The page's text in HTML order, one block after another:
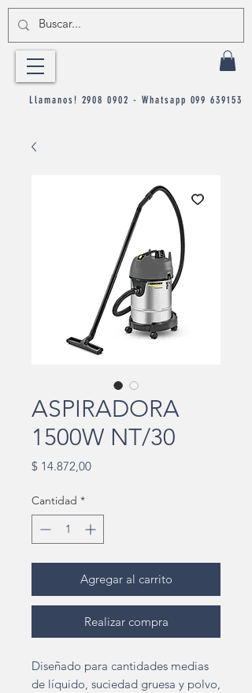
Llamanos! 2908 0902 - Whatsapp 099 639153
ASPIRADORA
1500W NT/30
$ 14.872,00Precio
Cantidad *
Agregar al carrito
Realizar compra
Diseñado para cantidades medias
de líquido, suciedad gruesa y polvo,